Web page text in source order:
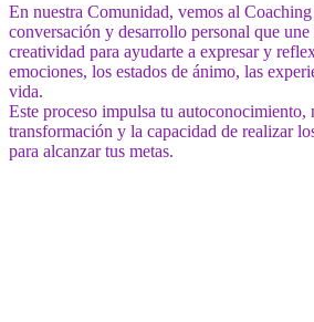
En nuestra Comunidad, vemos al
conversación y desarrollo personal que
creatividad para ayudarte a expresar y
emociones, los estados de ánimo, las
vida.
Este proceso impulsa tu autoconocimiento,
transformación y la capacidad de realizar
para alcanzar tus metas.